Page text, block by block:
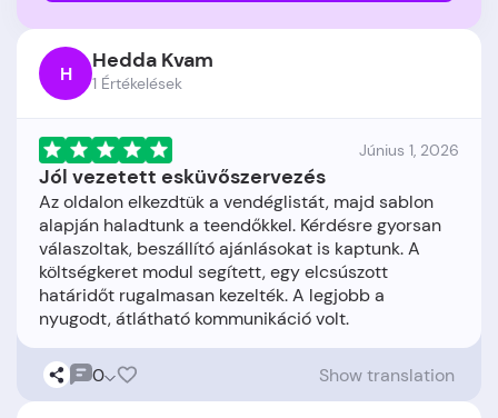
H Hedda Kvam
1 Értékelések
Június 1, 2026
Jól vezetett esküvőszervezés
Az oldalon elkezdtük a vendéglistát, majd sablon
alapján haladtunk a teendőkkel. Kérdésre gyorsan
válaszoltak, beszállító ajánlásokat is kaptunk. A
költségkeret modul segített, egy elcsúszott
határidőt rugalmasan kezelték. A legjobb a
0 Show translation